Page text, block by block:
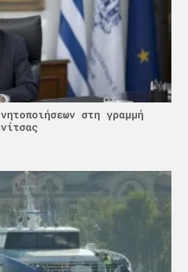
στη γραμμή